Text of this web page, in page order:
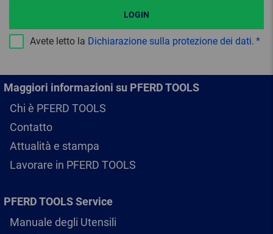
Avete letto la Dichiarazione sulla protezione dei dati.
LOGIN
Maggiori informazioni su PFERD TOOLS
Chi è PFERD TOOLS
Contatto
Attualità e stampa
Lavorare in PFERD TOOLS
PFERD TOOLS Service
Manuale degli Utensili